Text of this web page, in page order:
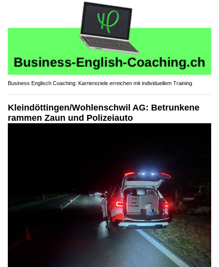
Business Englisch Coaching: Karriereziele erreichen mit individuellem Training
Kleindöttingen/Wohlenschwil AG: Betrunkene
rammen Zaun und Polizeiauto